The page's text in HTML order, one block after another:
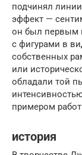
подчинял
эффект —
он был первым
с фигурами в
собственных
или
обладали той
примером
история